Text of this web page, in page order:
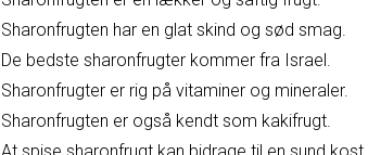
Sharonfrugten har en glat skind og sød smag.
De bedste sharonfrugter kommer fra Israel.
Sharonfrugter er rig på vitaminer og mineraler.
Sharonfrugten er også kendt som kakifrugt.